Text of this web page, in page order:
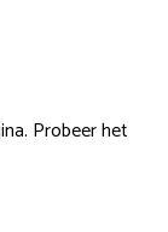
Probeer het